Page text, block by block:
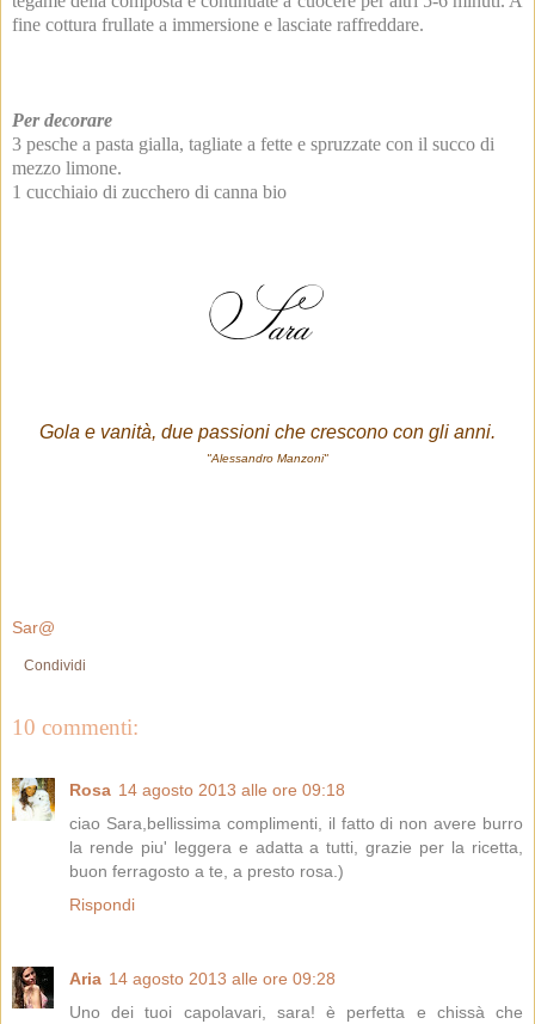
fine cottura frullate a immersione e lasciate raffreddare.
Per decorare
3 pesche a pasta gialla, tagliate a fette e spruzzate con il succo di
mezzo limone.
1 cucchiaio di zucchero di canna bio
Gola e vanità, due passioni che crescono con gli anni.
"Alessandro Manzoni"
Sar@
Condividi
10 commenti:
Rosa 14 agosto 2013 alle ore 09:18
ciao Sara,bellissima complimenti, il fatto di non avere burro
la rende piu' leggera e adatta a tutti, grazie per la ricetta,
buon ferragosto a te, a presto rosa.)
Rispondi
Aria 14 agosto 2013 alle ore 09:28
Uno dei tuoi capolavari, sara! è perfetta e chissà che